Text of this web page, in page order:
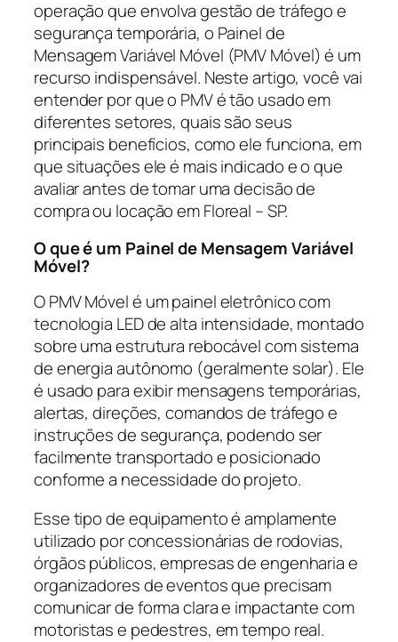
operação que envolva gestão de tráfego e
segurança temporária, o Painel de
Mensagem Variável Móvel (PMV Móvel) é um
recurso indispensável. Neste artigo, você vai
entender por que o PMV é tão usado em
diferentes setores, quais são seus
principais benefícios, como ele funciona, em
que situações ele é mais indicado e o que
avaliar antes de tomar uma decisão de
compra ou locação em Floreal – SP.
O que é um Painel de Mensagem Variável
Móvel?
O PMV Móvel é um painel eletrônico com
tecnologia LED de alta intensidade, montado
sobre uma estrutura rebocável com sistema
de energia autônomo (geralmente solar). Ele
é usado para exibir mensagens temporárias,
alertas, direções, comandos de tráfego e
instruções de segurança, podendo ser
facilmente transportado e posicionado
conforme a necessidade do projeto.
Esse tipo de equipamento é amplamente
utilizado por concessionárias de rodovias,
órgãos públicos, empresas de engenharia e
organizadores de eventos que precisam
comunicar de forma clara e impactante com
motoristas e pedestres, em tempo real.